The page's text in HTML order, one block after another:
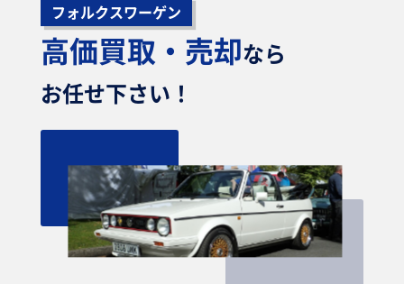
フォルクスワーゲン
高価買取・売却なら
お任せ下さい！